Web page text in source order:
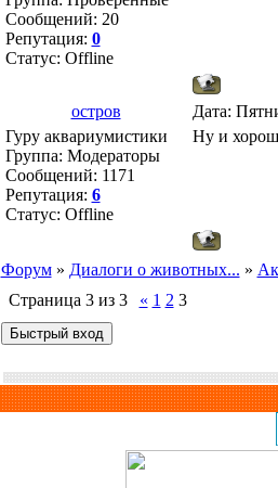
Сообщений: 20
Репутация: 0
Статус: Offline
остров Дата:
Гуру аквариумистики
Группа: Модераторы
Сообщений: 1171
Репутация: 6
Статус: Offline
Ну и
Форум » Диалоги о животных... »
Страница 3из 3 « 1 2 3